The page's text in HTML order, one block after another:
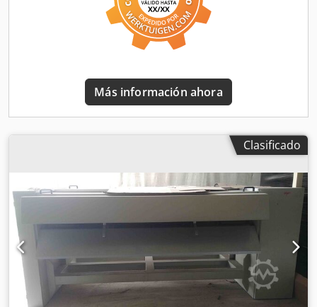
Más información ahora
Clasificado